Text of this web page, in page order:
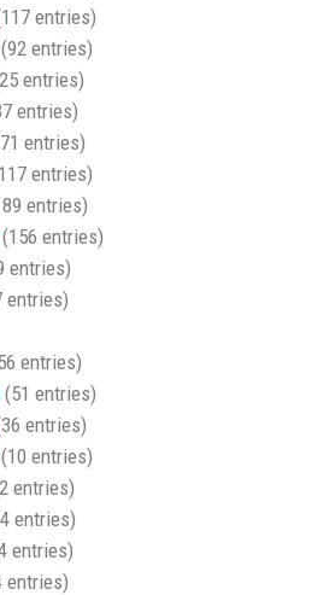
entries)
(92 entries)
entries)
entries)
entries)
entries)
entries)
(156 entries)
entries)
entries)
entries)
(51 entries)
entries)
(10 entries)
entries)
entries)
entries)
entries)